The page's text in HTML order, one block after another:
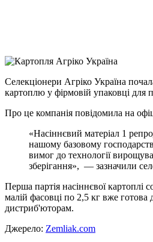
Link
Print
Селекціонери Агріко Україна
картоплю у фірмовій упаковці для
Про це компанія повідомила на
«Насіннєвий матеріал 1
нашому базовому
вимог до технології
зберігання», — зазначили
Перша партія насіннєвої картоплі
малій фасовці по 2,5 кг вже
дистриб'юторам.
Джерело: Zemliak.com